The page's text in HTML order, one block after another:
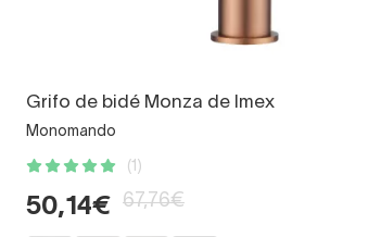
Grifo de bidé Monza de Imex
Monomando
(1)
50,14€ 67,76€